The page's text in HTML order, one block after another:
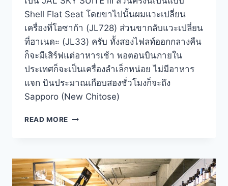
Shell Flat Seat โดยขาไปนั้นผมแวะเปลี่ยน
เครื่องที่โอซาก้า (JL728) ส่วนขากลับแวะเปลี่ยน
ที่ฮาเนดะ (JL33) ครับ ทั้งสองไฟลท์ออกกลางคืน
ก็จะมีเสิร์ฟแต่อาหารเช้า พอตอนบินภายใน
ประเทศก็จะเป็นเครื่องลำเล็กหน่อย ไม่มีอาหาร
แจก บินประมาณเกือบสองชั่วโมงก็จะถึง
Sapporo (New Chitose)
READ MORE รีวิว
การ
บิน
JAPAN